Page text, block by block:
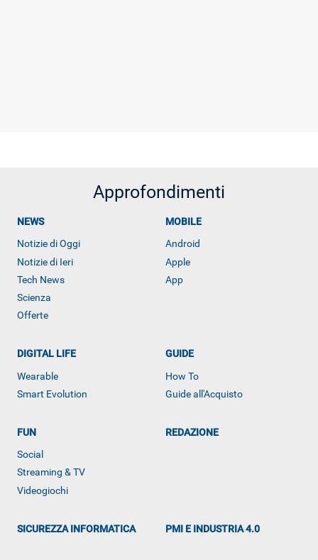
ALTRO
Approfondimenti
NEWS
Notizie di Oggi
Notizie di Ieri
Tech News
Scienza
Offerte
MOBILE
Android
Apple
App
DIGITAL LIFE
Wearable
Smart Evolution
GUIDE
How To
Guide all'Acquisto
FUN
Social
Streaming & TV
Videogiochi
REDAZIONE
SICUREZZA INFORMATICA PMI E INDUSTRIA 4.0